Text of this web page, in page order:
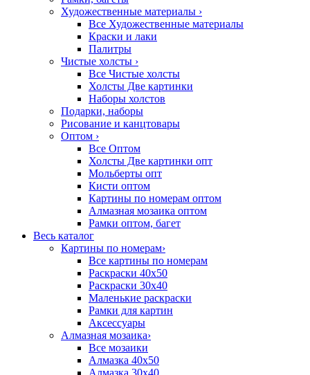
Художественные материалы ›
Все Художественные материалы
Краски и лаки
Палитры
Чистые холсты ›
Все Чистые холсты
Холсты Две картинки
Наборы холстов
Подарки, наборы
Рисование и канцтовары
Оптом ›
Все Оптом
Холсты Две картинки опт
Мольберты опт
Кисти оптом
Картины по номерам оптом
Алмазная мозаика оптом
Рамки оптом, багет
Весь каталог
Картины по номерам›
Все картины по номерам
Раскраски 40х50
Раскраски 30х40
Маленькие раскраски
Рамки для картин
Аксессуары
Алмазная мозаика›
Все мозаики
Алмазка 40х50
Алмазка 30х40